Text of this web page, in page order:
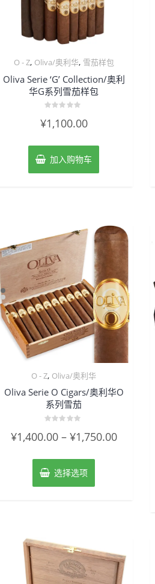
O - Z, Oliva/奥利华, 雪茄样包
Oliva Serie ‘G’ Collection/奥利
华G系列雪茄样包
分
5
¥1,100.00
加入购物车
O - Z, Oliva/奥利华
Oliva Serie O Cigars/奥利华O
系列雪茄
分
5
¥1,400.00– ¥1,750.00
选择选项